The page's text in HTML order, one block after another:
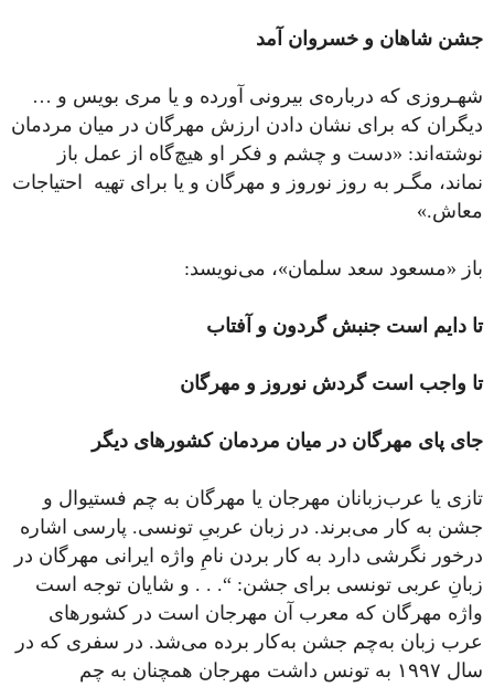
جشن شاهان و خسروان آمد
شهـروزی که درباره‌ی بیرونی آورده و یا مری بویس و …
دیگران که برای نشان دادن ارزش مهرگان در میان مردمان
نوشته‌اند: «دست و چشم و فکر او هیچ‌گاه از عمل باز
نماند، مگـر به روز نوروز و مهرگان و یا برای تهیه احتیاجات
معاش.»
باز «مسعود سعد سلمان»، می‌نویسد:
تا دایم است جنبش گردون و آفتاب
تا واجب است گردش نوروز و مهرگان
جای پای مهرگان در میان مردمان کشورهای دیگر
تازی یا عرب‌زبانان مهرجان یا مهرگان به چم فستیوال و
جشن به کار می‌برند. در زبان عربیِ تونسی. پارسی اشاره
درخور نگرشی دارد به کار بردن نامِ واژه‌ ایرانی مهرگان در
زبانِ عربی تونسی برای جشن: “. . . و شایان توجه است
واژه مهرگان که معرب آن مهرجان است در کشورهای
عرب زبان به‌چم جشن به‌کار برده می‌شد. در سفری که در
سال ۱۹۹۷ به تونس داشت مهرجان همچنان به چم